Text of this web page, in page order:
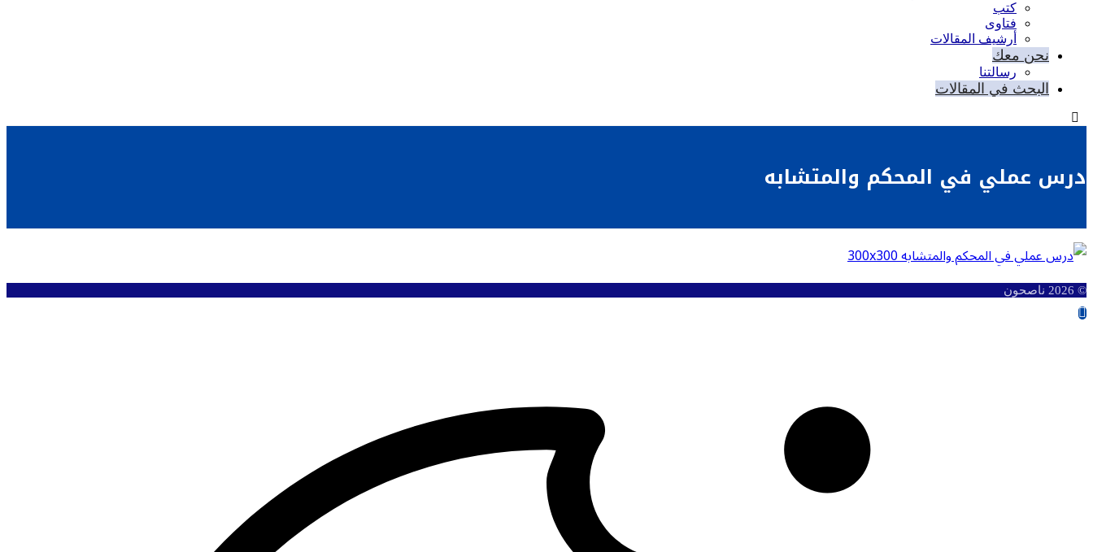
كتب
فتاوى
أرشيف المقالات
نحن معك
رسالتنا
البحث في المقالات
درس عملي في المحكم والمتشابه
© 2026 ناصحون